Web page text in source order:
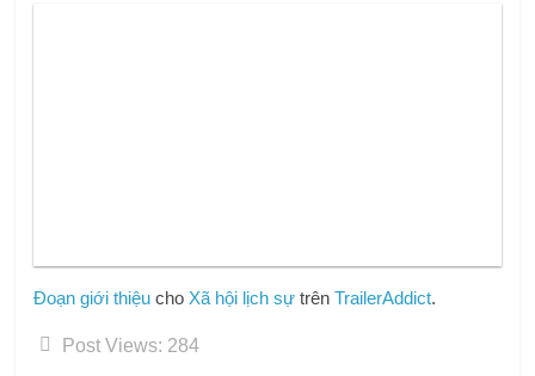
Đoạn giới thiệu cho Xã hội lịch sự trênTrailerAddict.
Post Views: 284